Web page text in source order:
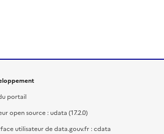
portail
open source : udata (17.2.0)
utilisateur de data.gouv.fr : cdata